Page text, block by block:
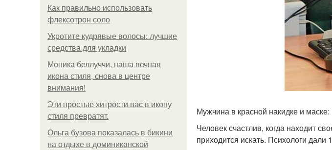
Как правильно использовать
флексотрон соло
Укротите кудрявые волосы: лучшие
средства для укладки
Моника беллуччи, наша вечная
икона стиля, снова в центре
внимания!
Эти простые хитрости вас в икону
стиля превратят.
Ольга бузова показалась в бикини
на отдыхе в доминиканской
Мужчина в красной накидке и
Человек счастлив, когда находит
приходится искать. Психологи дали